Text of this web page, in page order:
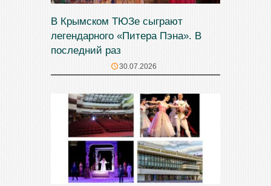
В Крымском ТЮЗе сыграют
легендарного «Питера Пэна». В
последний раз
30.07.2026